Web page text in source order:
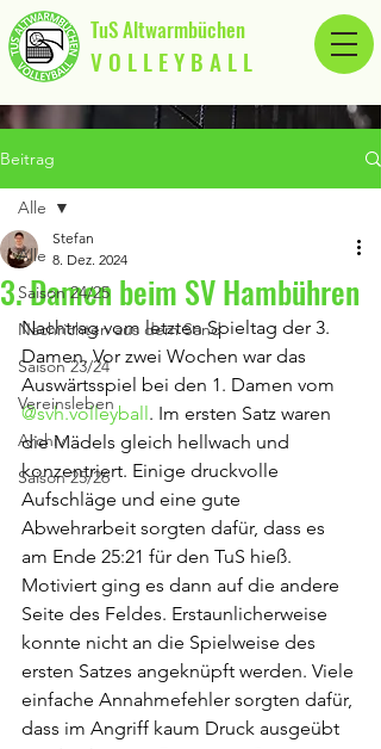
TuS Altwarmbüchen
V O L L E Y B A L L
Beitrag
Alle
Saison 24/25
Nachrichten aus dem Sand
Saison 23/24
Vereinsleben
Archiv
Saison 25/26
Alle
3. Damen beim SV Hambühren
Stefan
8. Dez. 2024
Nachtrag vom letzten Spieltag der 3.
Damen. Vor zwei Wochen war das
Auswärtsspiel bei den 1. Damen vom
@svh.volleyball. Im ersten Satz waren
die Mädels gleich hellwach und
konzentriert. Einige druckvolle
Aufschläge und eine gute
Abwehrarbeit sorgten dafür, dass es
am Ende 25:21 für den TuS hieß.
Motiviert ging es dann auf die andere
Seite des Feldes. Erstaunlicherweise
konnte nicht an die Spielweise des
ersten Satzes angeknüpft werden. Viele
einfache Annahmefehler sorgten dafür,
dass im Angriff kaum Druck ausgeübt